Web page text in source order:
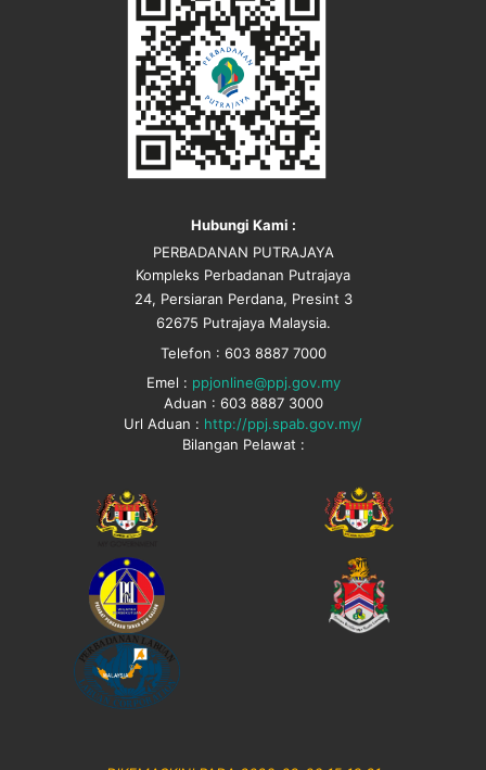
Hubungi Kami :
PERBADANAN PUTRAJAYA
Kompleks Perbadanan Putrajaya
24, Persiaran Perdana, Presint 3
62675 Putrajaya Malaysia.
Telefon : 603 8887 7000
Emel : ppjonline@ppj.gov.my
Aduan : 603 8887 3000
Url Aduan : http://ppj.spab.gov.my/
Bilangan Pelawat :